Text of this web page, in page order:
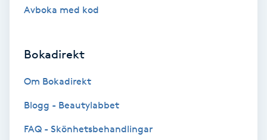
Kostrådgivning
Käkledsbehandling
Avboka med kod
Bokadirekt
Om Bokadirekt
Blogg - Beautylabbet
FAQ - Skönhetsbehandlingar